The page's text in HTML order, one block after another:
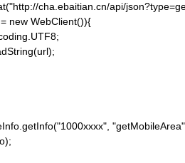
cha.ebaitian.cn/api/
= new WebClient()){